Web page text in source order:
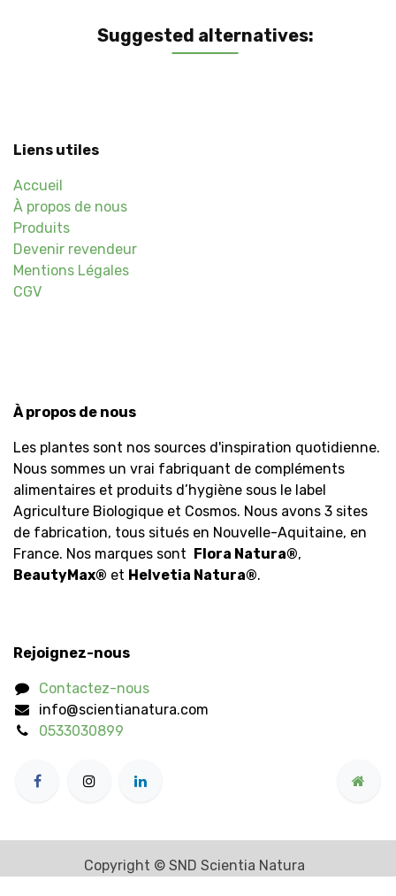
Suggested alternatives:
Liens utiles
Accueil
À propos de nous
Produits
Devenir revendeur
Mentions Légales
CGV
À propos de nous
Les plantes sont nos sources d'inspiration quotidienne.
Nous sommes un vrai fabriquant de compléments
alimentaires et produits d’hygiène sous le label
Agriculture Biologique et Cosmos. Nous avons 3 sites
de fabrication, tous situés en Nouvelle-Aquitaine, en
France. Nos marques sont
Flora Natura®,
BeautyMax® et Helvetia Natura®.
Rejoignez-nous
Contactez-nous
info@scientianatura.com
0533030899
Copyright © SND Scientia Natura